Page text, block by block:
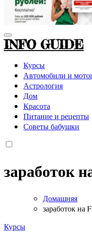
INFO GUIDE
Курсы
Автомобили и
Астрология
Дом
Красота
Питание и рецепты
Советы бабушки
заработок
Домашняя
заработок на
Курсы